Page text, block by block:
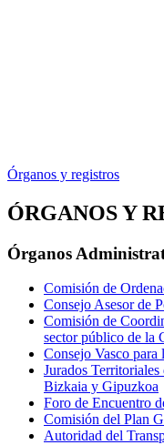
Órganos y registros
ÓRGANOS Y
Órganos
Comisión de
Consejo Asesor de
Comisión de
sector público de la
Consejo Vasco
Jurados
Bizkaia y Gipuzkoa
Foro de Encuentro
Comisión del Plan
Autoridad del